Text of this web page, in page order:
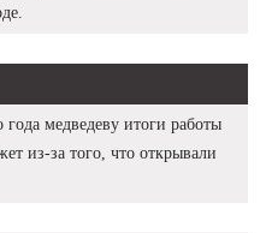
медведеву итоги работы
из-за того, что открывали